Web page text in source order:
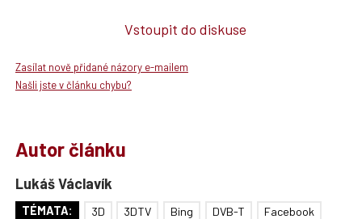
Vstoupit do diskuse
Zasílat nově přidané názory e-mailem
Našli jste v článku chybu?
Autor článku
Lukáš Václavík
TÉMATA: 3D 3DTV Bing DVB-T
Facebook